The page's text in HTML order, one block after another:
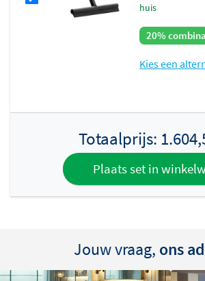
huis
20%
Kies een
Totaalprijs:
Plaats set in
Jouw vraag, ons